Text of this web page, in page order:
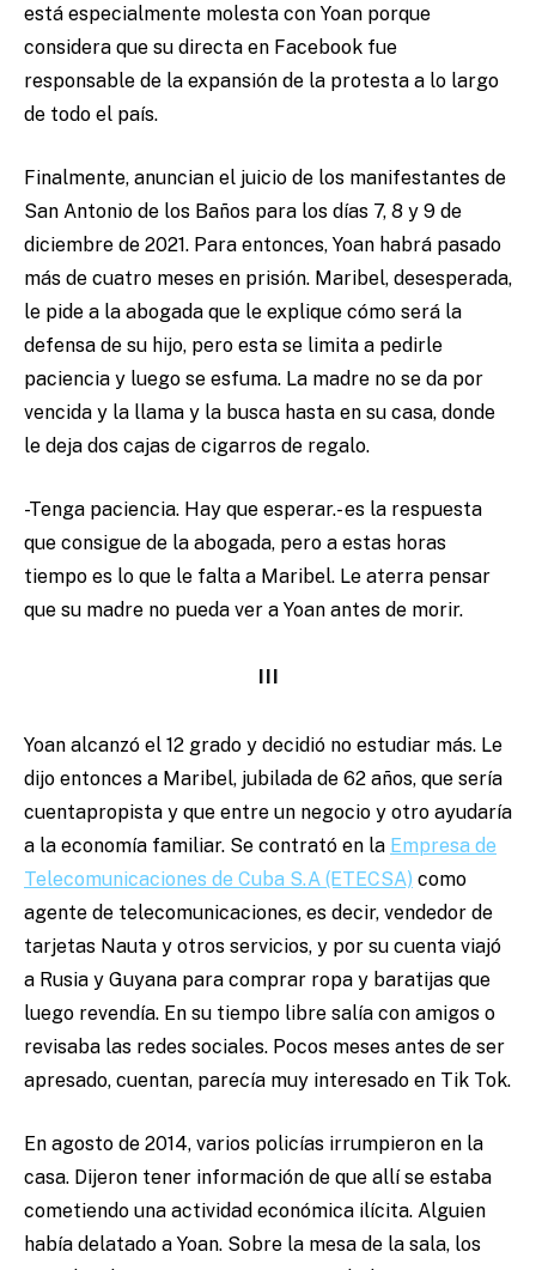
está especialmente molesta con Yoan porque
considera que su directa en Facebook fue
responsable de la expansión de la protesta a lo largo
de todo el país.
Finalmente, anuncian el juicio de los manifestantes de
San Antonio de los Baños para los días 7, 8 y 9 de
diciembre de 2021. Para entonces, Yoan habrá pasado
más de cuatro meses en prisión. Maribel, desesperada,
le pide a la abogada que le explique cómo será la
defensa de su hijo, pero esta se limita a pedirle
paciencia y luego se esfuma. La madre no se da por
vencida y la llama y la busca hasta en su casa, donde
le deja dos cajas de cigarros de regalo.
-Tenga paciencia. Hay que esperar.- es la respuesta
que consigue de la abogada, pero a estas horas
tiempo es lo que le falta a Maribel. Le aterra pensar
que su madre no pueda ver a Yoan antes de morir.
III
Yoan alcanzó el 12 grado y decidió no estudiar más. Le
dijo entonces a Maribel, jubilada de 62 años, que sería
cuentapropista y que entre un negocio y otro ayudaría
a la economía familiar. Se contrató en la Empresa de
Telecomunicaciones de Cuba S.A (ETECSA) como
agente de telecomunicaciones, es decir, vendedor de
tarjetas Nauta y otros servicios, y por su cuenta viajó
a Rusia y Guyana para comprar ropa y baratijas que
luego revendía. En su tiempo libre salía con amigos o
revisaba las redes sociales. Pocos meses antes de ser
apresado, cuentan, parecía muy interesado en Tik Tok.
En agosto de 2014, varios policías irrumpieron en la
casa. Dijeron tener información de que allí se estaba
cometiendo una actividad económica ilícita. Alguien
había delatado a Yoan. Sobre la mesa de la sala, los